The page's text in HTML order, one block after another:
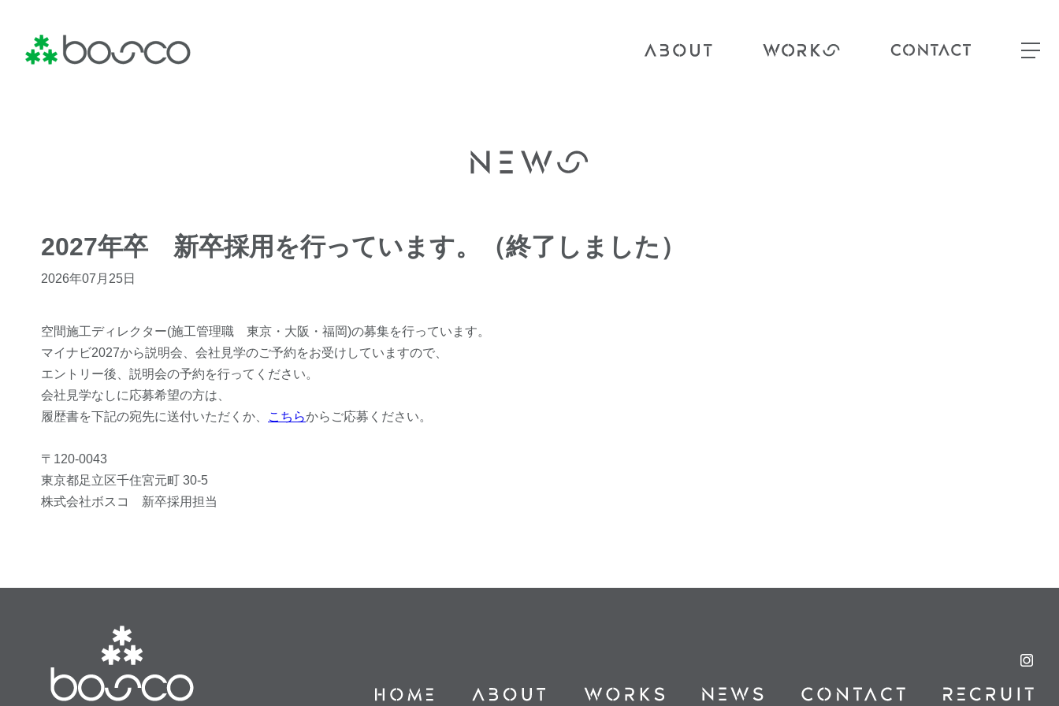
2027年卒 新卒採用を行っています。（終了しました）
2026年07月25日
空間施工ディレクター(施工管理職 東京・大阪・福岡)の募集を行っています。
マイナビ2027から説明会、会社見学のご予約をお受けしていますので、
エントリー後、説明会の予約を行ってください。
会社見学なしに応募希望の方は、
履歴書を下記の宛先に送付いただくか、
こちらからご応募ください。
〒120-0043
東京都足立区千住宮元町 30-5
株式会社ボスコ 新卒採用担当